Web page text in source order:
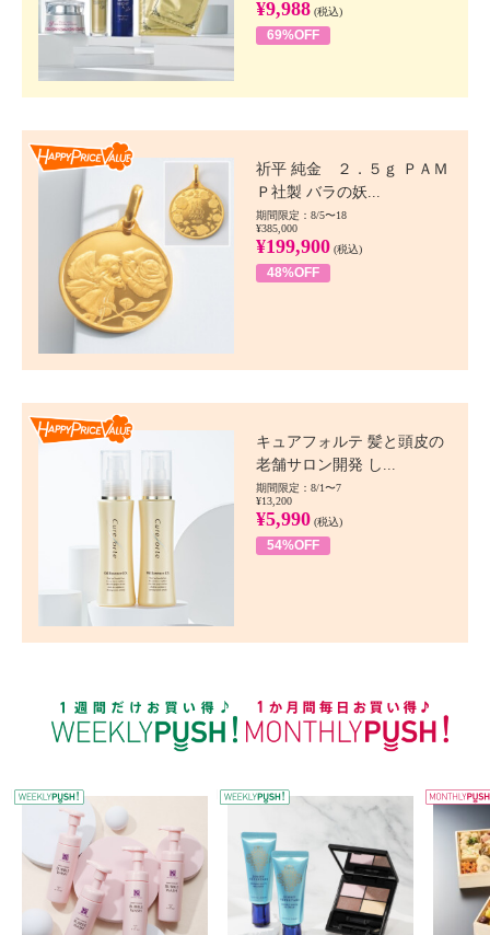
¥9,988 (税込)
69%OFF
祈平 純金 ２．５ｇ ＰＡＭ
Ｐ社製 バラの妖...
期間限定：8/5〜18
¥385,000
¥199,900 (税込)
48%OFF
キュアフォルテ 髪と頭皮の
老舗サロン開発 し...
期間限定：8/1〜7
¥13,200
¥5,990 (税込)
54%OFF
WEEKLY PUSH